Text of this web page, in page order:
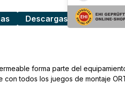
Descargas
forma parte del
todos los juegos de montaje